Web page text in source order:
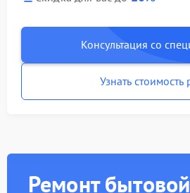
Консультация со
Узнать стоимость
Ремонт